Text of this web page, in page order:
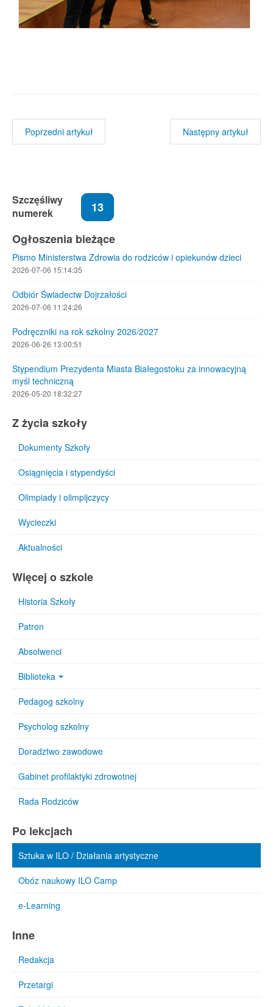
Poprzedni artykuł Następny artykuł
Szczęśliwy
numerek
13
Ogłoszenia bieżące
Pismo Ministerstwa Zdrowia do rodziców i opiekunów dzieci
2026-07-06 15:14:35
Odbiór Świadectw Dojrzałości
2026-07-06 11:24:26
Podręczniki na rok szkolny 2026/2027
2026-06-26 13:00:51
Stypendium Prezydenta Miasta Białegostoku za innowacyjną
myśl techniczną
2026-05-20 18:32:27
Z życia szkoły
Dokumenty Szkoły
Osiągnięcia i stypendyści
Olimpiady i olimpijczycy
Wycieczki
Aktualności
Więcej o szkole
Historia Szkoły
Patron
Absolwenci
Biblioteka
Pedagog szkolny
Psycholog szkolny
Doradztwo zawodowe
Gabinet profilaktyki zdrowotnej
Rada Rodziców
Po lekcjach
Sztuka w ILO / Działania artystyczne
Obóz naukowy ILO Camp
e-Learning
Inne
Redakcja
Przetargi